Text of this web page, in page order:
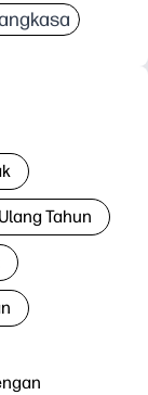
Ulang Tahun